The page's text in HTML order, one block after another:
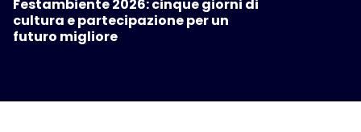
Festambiente 2026: cinque giorni di
cultura e partecipazione per un
futuro migliore